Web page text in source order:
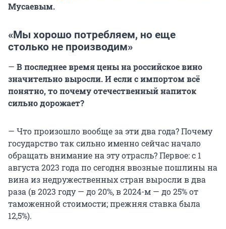
Мусаевым.
«Мы хорошо потребляем, но еще
столько не производим»
— В последнее время цены на российское вино
значительно выросли. И если с импортом всё
понятно, то почему отечественный напиток
сильно дорожает?
— Что произошло вообще за эти два года? Почему
государство так сильно именно сейчас начало
обращать внимание на эту отрасль? Первое: с 1
августа 2023 года по сегодня ввозные пошлины на
вина из недружественных стран выросли в два
раза (в 2023 году — до 20%, в 2024-м — до 25% от
таможенной стоимости; прежняя ставка была
12,5%).